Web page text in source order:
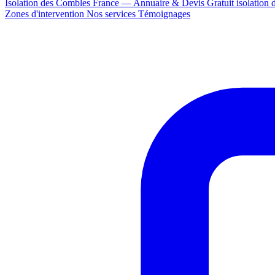
Isolation des Combles France — Annuaire & Devis Gratuit isolation
Zones d'intervention Nos services Témoignages